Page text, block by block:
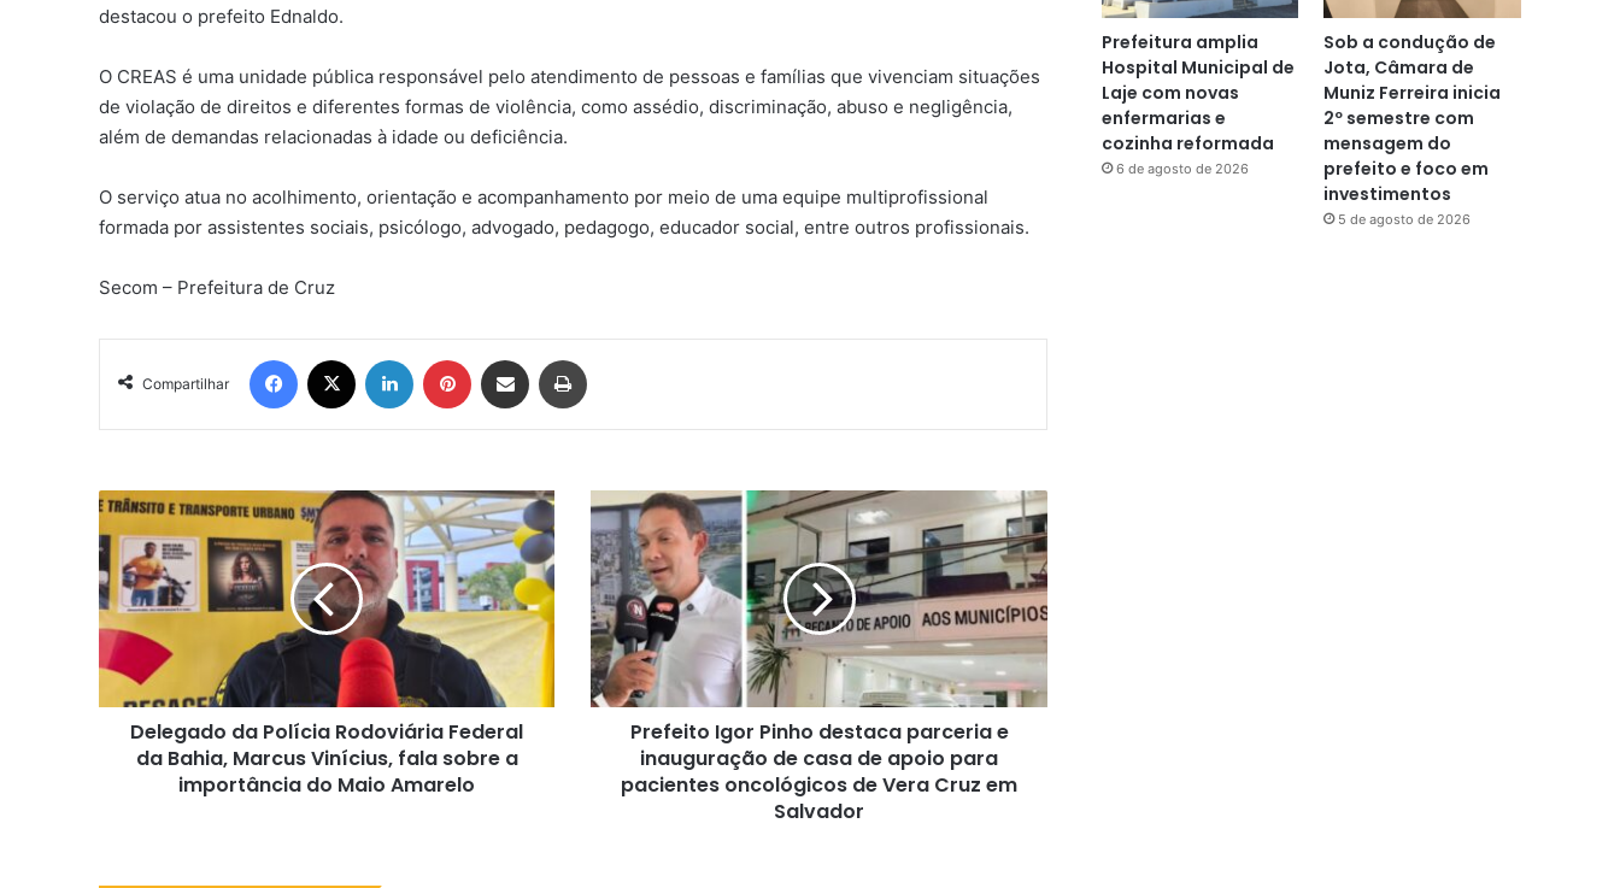
destacou o prefeito Ednaldo.
O CREAS é uma unidade pública responsável pelo atendimento de pessoas e famílias que vivenciam situações
de violação de direitos e diferentes formas de violência, como assédio, discriminação, abuso e negligência,
além de demandas relacionadas à idade ou deficiência.
O serviço atua no acolhimento, orientação e acompanhamento por meio de uma equipe multiprofissional
formada por assistentes sociais, psicólogo, advogado, pedagogo, educador social, entre outros profissionais.
Secom – Prefeitura de Cruz
Compartilhar
Facebook Linkedin Pinterest Compartilhar via e-mail
Delegado
da
Polícia
Rodoviária
Federal
da
Bahia,
Marcus
Vinícius,
sobre
Delegado da Polícia Rodoviária Federal
da Bahia, Marcus Vinícius, fala sobre a
importância do Maio Amarelo
Prefeito
Igor
Pinho
destaca
parceria
e
inauguração
de
casa
para
Prefeito Igor Pinho destaca parceria e
inauguração de casa de apoio para
pacientes oncológicos de Vera Cruz em
Salvador
Prefeitura amplia
Hospital Municipal de
Laje com novas
enfermarias e
cozinha reformada
6 de agosto de 2026
Sob a condução de
Jota, Câmara de
Muniz Ferreira inicia
2º semestre com
mensagem do
prefeito e foco em
investimentos
5 de agosto de 2026